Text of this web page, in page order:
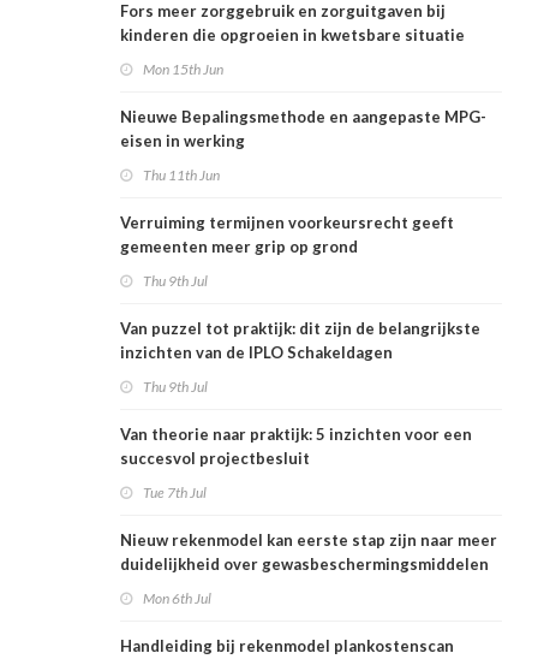
Fors meer zorggebruik en zorguitgaven bij
kinderen die opgroeien in kwetsbare situatie
Mon 15th Jun
Nieuwe Bepalingsmethode en aangepaste MPG-
eisen in werking
Thu 11th Jun
Verruiming termijnen voorkeursrecht geeft
gemeenten meer grip op grond
Thu 9th Jul
Van puzzel tot praktijk: dit zijn de belangrijkste
inzichten van de IPLO Schakeldagen
Thu 9th Jul
Van theorie naar praktijk: 5 inzichten voor een
succesvol projectbesluit
Tue 7th Jul
Nieuw rekenmodel kan eerste stap zijn naar meer
duidelijkheid over gewasbeschermingsmiddelen
Mon 6th Jul
Handleiding bij rekenmodel plankostenscan